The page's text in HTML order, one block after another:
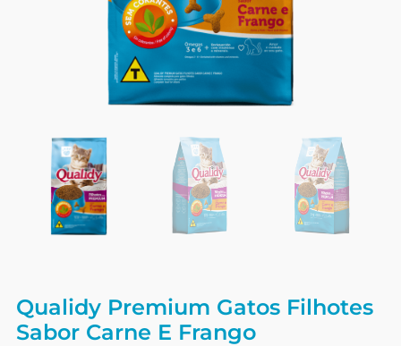
Qualidy Premium Gatos Filhotes
Sabor Carne E Frango